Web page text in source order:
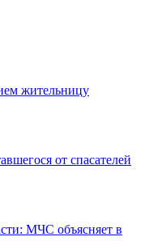
жительницу
от спасателей
МЧС объясняет в